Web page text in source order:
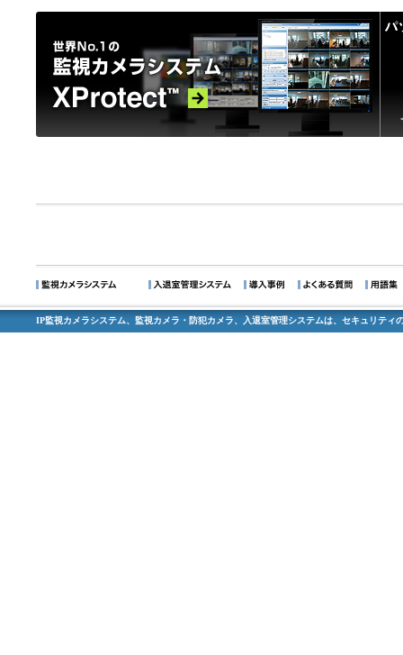
IP監視カメラシステム、監視カメラ・防犯カメラ、入退室管理システムは、セキュリティ